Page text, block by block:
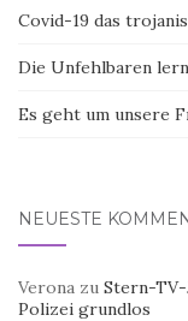
Covid-19 das
Die Unfehlbaren
Es geht um unsere
NEUESTE
Verona zu Stern-
Polizei grundlos